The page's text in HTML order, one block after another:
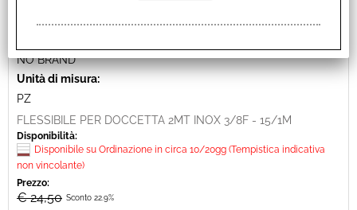
NO BRAND
Unità di misura:
PZ
FLESSIBILE PER DOCCETTA 2MT INOX 3/8F - 15/1M
Disponibilità:
Disponibile su Ordinazione in circa 10/20gg (Tempistica indicativa
non vincolante)
Prezzo:
€ 24,50 Sconto 22.9%